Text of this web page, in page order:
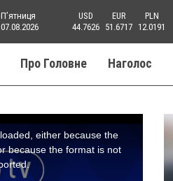
Пʼятниця
07.08.2026
USD
44.7626
EUR
51.6717
PLN
12.0191
Про Головне Наголос